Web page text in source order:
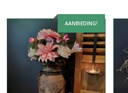
AANBIEDING!